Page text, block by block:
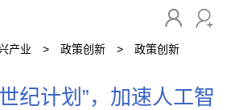
产业 政策创新 政策创新
纪计划”，加速人工智